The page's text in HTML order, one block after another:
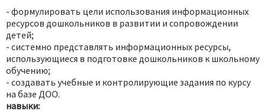
- формулировать цели использования информационных
ресурсов дошкольников в развитии и сопровождении
детей;
- системно представлять информационных ресурсы,
использующиеся в подготовке дошкольников к школьному
обучению;
- создавать учебные и контролирующие задания по курсу
на базе ДОО.
навыки: